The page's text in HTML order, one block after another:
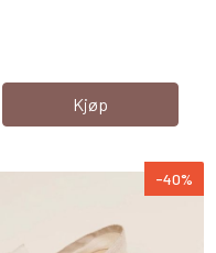
Kjøp
-40%